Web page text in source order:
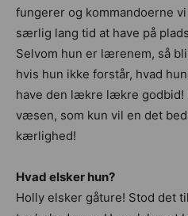
fungerer og kommandoerne
særlig lang tid at have på
Selvom hun er lærenem, så
hvis hun ikke forstår, hvad
have den lækre lækre
væsen, som kun vil en det
kærlighed!
Hvad elsker hun?
Holly elsker gåture! Stod det